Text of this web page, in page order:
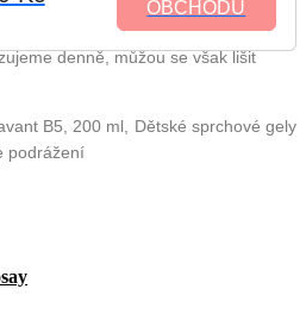
OBCHODU
denně, můžou se však lišit
B5, 200 ml, Dětské sprchové gely
podrážení